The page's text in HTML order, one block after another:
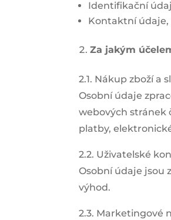
Identifikační
Kontaktní údaje,
Za jakým
2.1. Nákup zboží a
Osobní údaje
webových stránek
platby,
2.2. Uživatelské
Osobní údaje jsou
výhod.
2.3. Marketingové